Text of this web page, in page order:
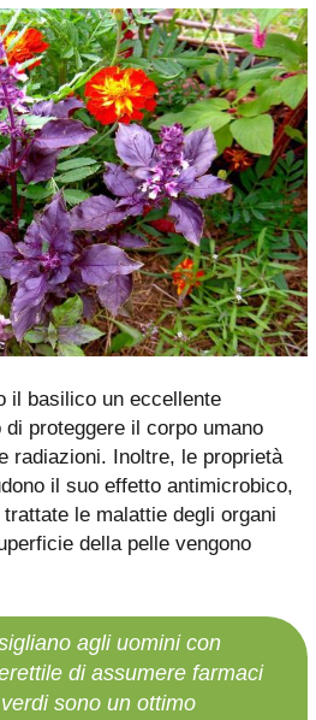
il basilico un eccellente
proteggere il corpo umano
radiazioni. Inoltre, le proprietà
il suo effetto antimicrobico,
le malattie degli organi
della pelle vengono
agli uomini con
di assumere farmaci
sono un ottimo